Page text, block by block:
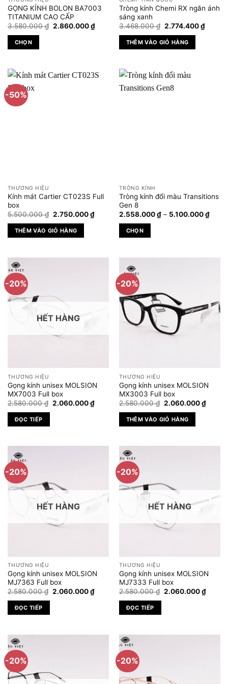
chọn
trên
trang
sản
phẩm
GỌNG KÍNH BOLON BA7003
TITANIUM CAO CẤP
3.580.000₫ Giá
2.860.000₫Giá
hiện
2.860.000 ₫.
CHỌN
này
có
nhiều
biến
chọn
trên
trang
sản
Tròng kính Chemi RX ngăn ánh
sáng xanh
3.468.000₫ Giá
là:
3.468.000 ₫.
2.774.400₫Giá
hiện
THÊM VÀO GIỎ HÀNG
-50%
THƯƠNG HIỆU
Kính mát Cartier CT023S Full
box
5.500.000₫ Giá
là:
5.500.000 ₫.
2.750.000₫Giá
hiện
2.750.000 ₫.
THÊM VÀO GIỎ HÀNG
TRÒNG KÍNH
Tròng kính đổi màu Transitions
Gen 8
2.558.000₫ – 5.100.000₫
giá:
CHỌN
này
có
nhiều
biến
thể.
Các
chọn
trên
trang
sản
phẩm
-20%
HẾT HÀNG
THƯƠNG HIỆU
Gọng kính unisex MOLSION
MX7003 Full box
2.580.000₫ Giá
2.060.000₫Giá
hiện
2.060.000 ₫.
ĐỌC TIẾP
-20%
THƯƠNG HIỆU
Gọng kính unisex MOLSION
MX3003 Full box
2.580.000₫ Giá
là:
2.580.000 ₫.
2.060.000₫Giá
hiện
THÊM VÀO GIỎ HÀNG
-20%
HẾT HÀNG
THƯƠNG HIỆU
Gọng kính unisex MOLSION
MJ7363 Full box
2.580.000₫ Giá
2.060.000₫Giá
hiện
2.060.000 ₫.
ĐỌC TIẾP
-20%
HẾT HÀNG
THƯƠNG HIỆU
Gọng kính unisex MOLSION
MJ7333 Full box
2.580.000₫ Giá
2.060.000₫Giá
hiện
ĐỌC TIẾP
-20% -20%